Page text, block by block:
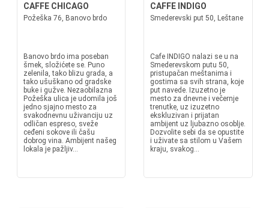
CAFFE CHICAGO
Požeška 76, Banovo brdo
Banovo brdo ima poseban
šmek, složićete se. Puno
zelenila, tako blizu grada, a
tako ušuškano od gradske
buke i gužve. Nezaobilazna
Požeška ulica je udomila još
jedno sjajno mesto za
svakodnevnu uživanciju uz
odličan espreso, sveže
ceđeni sokove ili čašu
dobrog vina. Ambijent našeg
lokala je pažljiv...
CAFFE INDIGO
Smederevski put 50, Leštane
Cafe INDIGO nalazi se u na
Smederevskom putu 50,
pristupačan meštanima i
gostima sa svih strana, koje
put navede. Izuzetno je
mesto za dnevne i večernje
trenutke, uz izuzetno
ekskluzivan i prijatan
ambijent uz ljubazno osoblje.
Dozvolite sebi da se opustite
i uživate sa stilom u Vašem
kraju, svakog...